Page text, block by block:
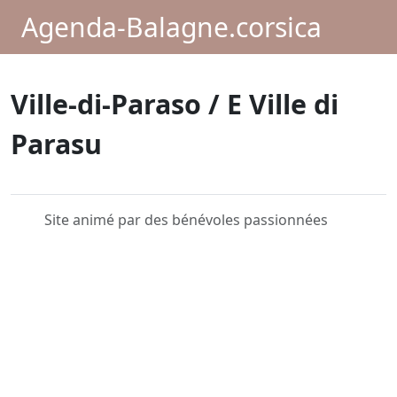
Agenda-Balagne.corsica
Ville-di-Paraso / E Ville di
Parasu
Site animé par des bénévoles passionnées